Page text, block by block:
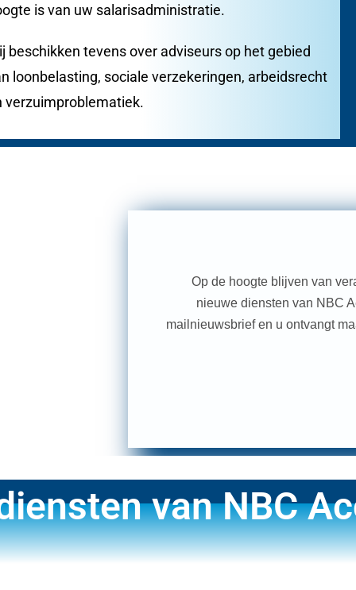
is van uw salarisadministratie.
beschikken tevens over adviseurs op het gebied
loonbelasting, sociale verzekeringen, arbeidsrecht
verzuimproblematiek.
Op de hoogte blijven van
nieuwe diensten van NBC
mailnieuwsbrief en u ontvangt
van NBC